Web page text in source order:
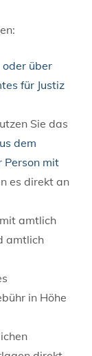
über
für Justiz
Sie das
dem
Person mit
es direkt an
amtlich
amtlich
in Höhe